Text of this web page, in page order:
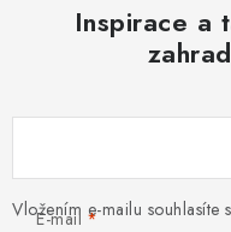
Inspirace a
E-mail
Vložením e-mailu souhlasíte s